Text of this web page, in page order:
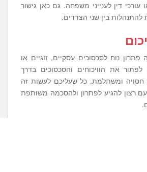
עורכי דין לענייני משפחה. גם כאן גישור
להתנהלות בין שני הצדדים.
פתרון נוח לסכסוכים עסקיים, זוגיים או
את הוויכוחים והסכסוכים בדרך
חסויה ומשתלמת. כל שעליכם לעשות זה
רצון להגיע לפתרון ולהסכמה משותפת